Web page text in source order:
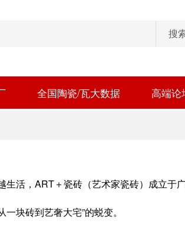
全国陶瓷/瓦大数据 高端论
生活，ART＋瓷砖（艺术家瓷砖）成立于
块砖到艺奢大宅”的蜕变。